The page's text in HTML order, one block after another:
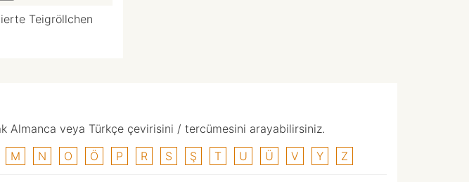
Teigröllchen
Almanca veya Türkçe çevirisini / tercümesini arayabilirsiniz.
M N O Ö P R S Ş T U Ü V Y Z